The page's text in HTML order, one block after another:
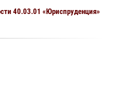
40.03.01 «Юриспруденция»